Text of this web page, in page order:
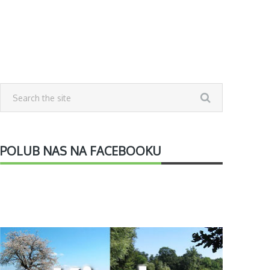
POLUB NAS NA FACEBOOKU